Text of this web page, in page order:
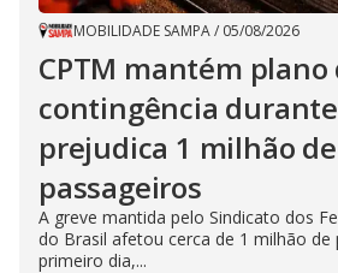
MOBILIDADE SAMPA/ 05/08/2026
CPTM mantém plano
contingência
prejudica 1 milhão de
passageiros
A greve mantida pelo Sindicato dos
do Brasil afetou cerca de 1 milhão de
primeiro dia,...